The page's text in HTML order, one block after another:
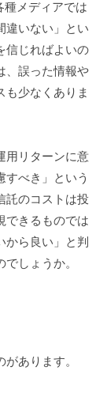
種メディアでは
違いない」とい
信じればよいの
、誤った情報や
も少なくありま
用リターンに意
すべき」という
託のコストは投
できるものでは
から良い」と判
しょうか。
あります。